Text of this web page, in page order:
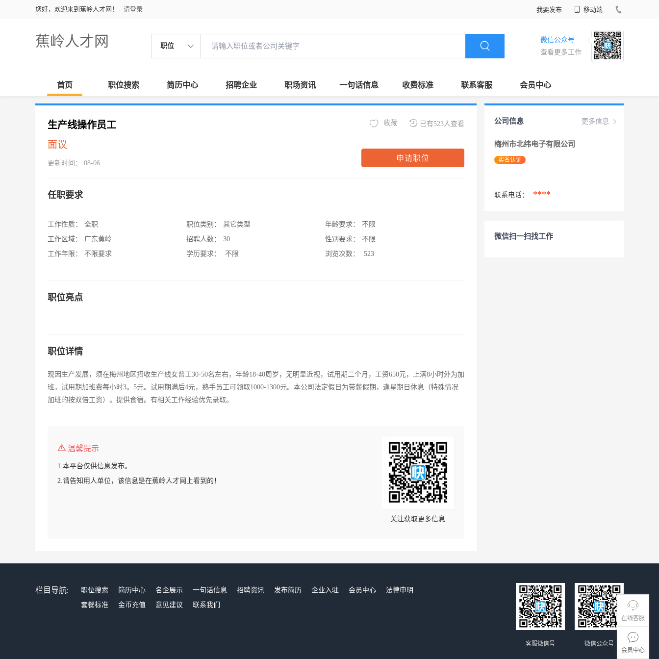
您好，欢迎来到蕉岭人才网！ 请登录 我要发布 移动端
蕉岭人才网 职位
微信公众号
查看更多工作
首页 职位搜索 简历中心 招聘企业 职场资讯 一句话信息 收费标准 联系客服 会员中心
在线客服
会员中心
生产线操作员工
面议
更新时间： 08-06
已有523人查看
收藏
申请职位
任职要求
工作性质：
全职
工作区域：
广东蕉岭
工作年限：
不限要求
职位类别：
其它类型
招聘人数：
30
学历要求：
不限
年龄要求：
不限
性别要求：
不限
浏览次数：
523
职位亮点
职位详情
现因生产发展，须在梅州地区招收生产线女普工30-50名左右，年龄18-40周岁，无明显近视，试用期二个月，工资650元，上满8小时外为加
班，试用期加班费每小时3。5元。试用期满后4元，熟手员工可领取1000-1300元。本公司法定假日为带薪假期，逢星期日休息（特殊情况
加班的按双倍工资）。提供食宿。有相关工作经验优先录取。
温馨提示
1.本平台仅供信息发布。
2.请告知用人单位，该信息是在蕉岭人才网上看到的！
关注获取更多信息
更多信息
公司信息
梅州市北纬电子有限公司
实名认证
联系电话： ****
微信扫一扫找工作
栏目导航: 职位搜索 简历中心 名企展示 一句话信息 招聘资讯 发布简历 企业入驻 会员中心
法律申明
套餐标准
金币充值 意见建议 联系我们
微信公众号
客服微信号